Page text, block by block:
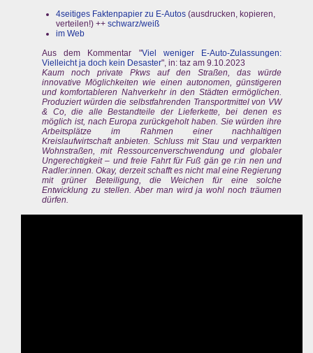
4seitiges Faktenpapier zu E-Autos (ausdrucken, kopieren,
verteilen!) ++ schwarz/weiß
im Web
Aus dem Kommentar "Viel weniger E-Auto-Zulassungen:
Vielleicht ja doch kein Desaster", in: taz am 9.10.2023
Kaum noch private Pkws auf den Straßen, das würde
innovative Möglichkeiten wie einen autonomen, günstigeren
und komfortableren Nahverkehr in den Städten ermöglichen.
Produziert würden die selbstfahrenden Transportmittel von VW
& Co, die alle Bestandteile der Lieferkette, bei denen es
möglich ist, nach Europa zurückgeholt haben. Sie würden ihre
Arbeitsplätze im Rahmen einer nachhaltigen
Kreislaufwirtschaft anbieten. Schluss mit Stau und verparkten
Wohnstraßen, mit Ressourcenverschwendung und globaler
Ungerechtigkeit – und freie Fahrt für Fuß gän ge r:in nen und
Radler:innen. Okay, derzeit schafft es nicht mal eine Regierung
mit grüner Beteiligung, die Weichen für eine solche
Entwicklung zu stellen. Aber man wird ja wohl noch träumen
dürfen.